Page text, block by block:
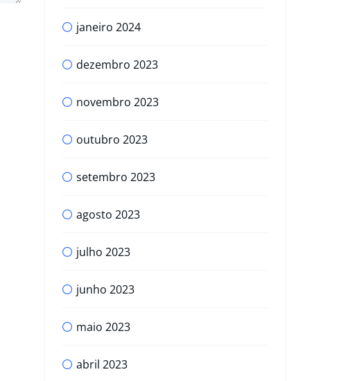
janeiro 2024
dezembro 2023
novembro 2023
outubro 2023
setembro 2023
agosto 2023
julho 2023
junho 2023
maio 2023
abril 2023